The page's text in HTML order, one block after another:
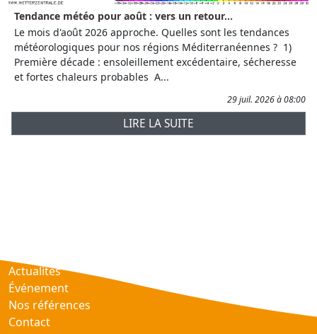
Tendance météo pour août : vers un retour...
Le mois d'août 2026 approche. Quelles sont les tendances
météorologiques pour nos régions Méditerranéennes ? 1)
Première décade : ensoleillement excédentaire, sécheresse
et fortes chaleurs probables A...
29 juil. 2026 à 08:00
LIRE LA SUITE
Actualités
Événement
Nos références
Contact